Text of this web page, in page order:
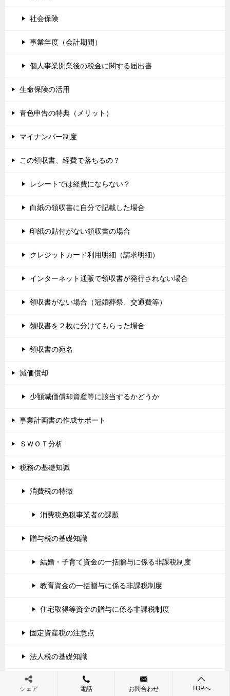
社会保険
事業年度（会計期間）
個人事業開業後の税金に関する届出書
生命保険の活用
青色申告の特典（メリット）
マイナンバー制度
この領収書、経費で落ちるの？
レシートでは経費にならない？
白紙の領収書に自分で記載した場合
印紙の貼付がない領収書の場合
クレジットカード利用明細（請求明細）
インターネット通販で領収書が発行されない場合
領収書がない場合（冠婚葬祭、交通費等）
領収書を２枚に分けてもらった場合
領収書の宛名
減価償却
少額減価償却資産等に該当するかどうか
事業計画書の作成サポート
ＳＷＯＴ分析
税務の基礎知識
消費税の特徴
消費税免税事業者の課題
贈与税の基礎知識
結婚・子育て資金の一括贈与に係る非課税制度
教育資金の一括贈与に係る非課税制度
住宅取得等資金の贈与に係る非課税制度
固定資産税の注意点
法人税の基礎知識
相続税の基礎知識
シェア 電話 お問合わせ TOPへ